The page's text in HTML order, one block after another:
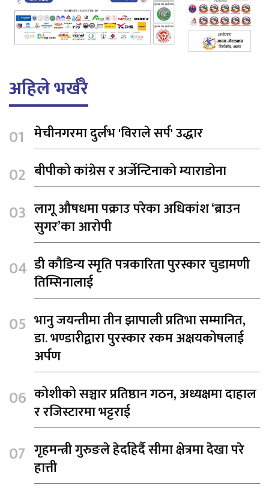
अहिले भर्खरै
मेचीनगरमा दुर्लभ 'विराले सर्प' उद्धार
बीपीको कांग्रेस र अर्जेन्टिनाको म्याराडोना
लागू औषधमा पक्राउ परेका अधिकांश ‘ब्राउन
सुगर’का आरोपी
डी कौडिन्य स्मृति पत्रकारिता पुरस्कार चुडामणी
तिम्सिनालाई
भानु जयन्तीमा तीन झापाली प्रतिभा सम्मानित,
डा. भण्डारीद्वारा पुरस्कार रकम अक्षयकोषलाई
अर्पण
कोशीको सञ्चार प्रतिष्ठान गठन, अध्यक्षमा दाहाल
र रजिस्टारमा भट्टराई
गृहमन्त्री गुरुङले हेर्दाहेर्दै सीमा क्षेत्रमा देखा परे
हात्ती